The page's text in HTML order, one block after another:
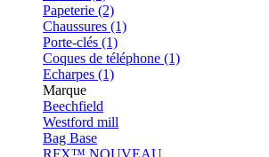
Papeterie (2)
Chaussures (1)
Porte-clés (1)
Coques de téléphone (1)
Echarpes (1)
Marque
Beechfield
Westford mill
Bag Base
RFX™ NOUVEAU